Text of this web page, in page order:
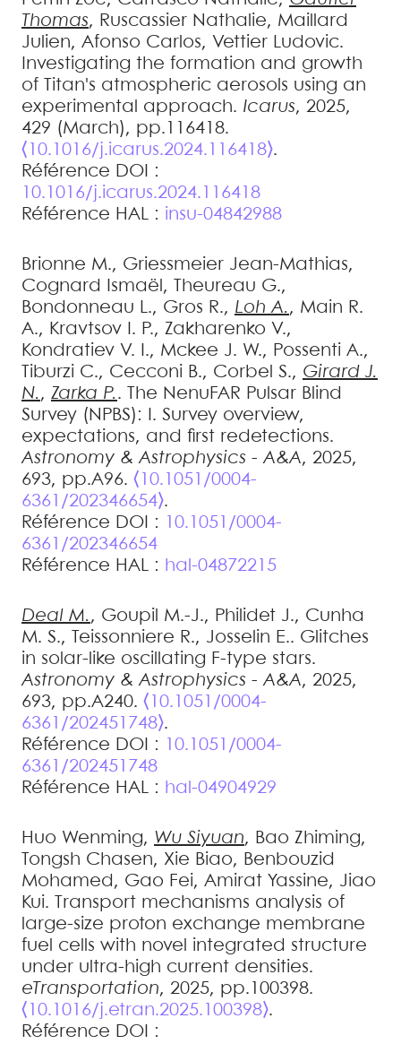
Thomas, Ruscassier Nathalie, Maillard
Julien, Afonso Carlos, Vettier Ludovic.
Investigating the formation and growth
of Titan's atmospheric aerosols using an
experimental approach. Icarus, 2025,
429 (March), pp.116418.
⟨10.1016/j.icarus.2024.116418⟩.
Référence DOI :
10.1016/j.icarus.2024.116418
Référence HAL : insu-04842988
Brionne M., Griessmeier Jean-Mathias,
Cognard
Ismaël , Theureau G.,
Bondonneau L., Gros R., Loh A., Main R.
A., Kravtsov I. P., Zakharenko V.,
Kondratiev V. I., Mckee J. W., Possenti A.,
Tiburzi C., Cecconi B., Corbel S., Girard J.
N., Zarka P..
The NenuFAR Pulsar Blind
Survey (NPBS): I. Survey overview,
expectations, and first redetections.
Astronomy & Astrophysics - A&A, 2025,
693, pp.A96. ⟨10.1051/0004-
6361/202346654⟩.
Référence DOI :
10.1051/0004-
6361/202346654
Référence HAL : hal-04872215
Deal M., Goupil M.-J., Philidet J., Cunha
M. S., Teissonniere R., Josselin E.. Glitches
in solar-like oscillating F-type stars.
Astronomy & Astrophysics - A&A, 2025,
693, pp.A240. ⟨10.1051/0004-
6361/202451748⟩.
Référence DOI :
10.1051/0004-
6361/202451748
Référence HAL : hal-04904929
Huo Wenming, Wu Siyuan, Bao Zhiming,
Tongsh Chasen, Xie Biao, Benbouzid
Mohamed , Gao Fei, Amirat Yassine, Jiao
Kui.
Transport mechanisms analysis of
large-size proton exchange membrane
fuel cells with novel integrated structure
under ultra-high current densities.
eTransportation, 2025, pp.100398.
⟨10.1016/j.etran.2025.100398⟩.
Référence DOI :